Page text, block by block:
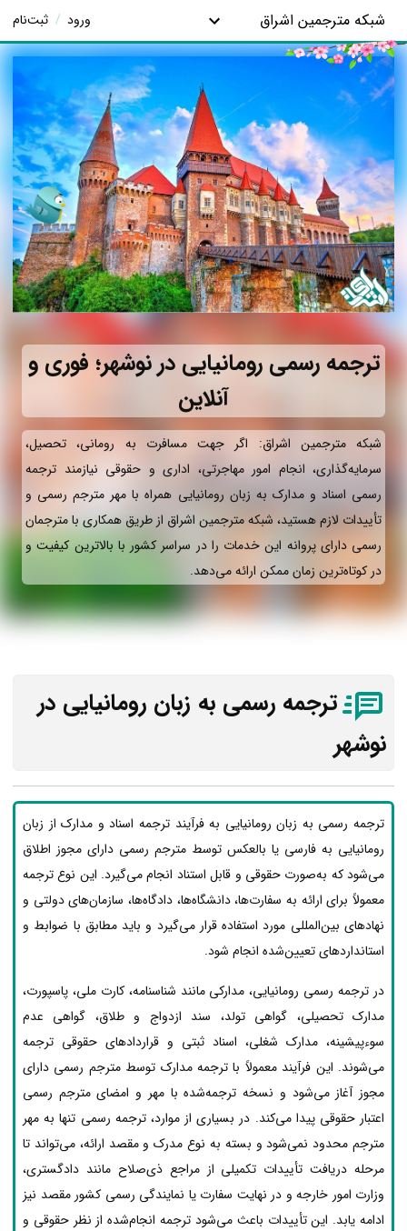
شبکه مترجمین اشراق ورود / ثبت‌نام
ترجمه رسمی رومانیایی در نوشهر؛ فوری و
آنلاین
شبکه مترجمین اشراق: اگر جهت مسافرت به رومانی، تحصیل،
سرمایه‌گذاری، انجام امور مهاجرتی، اداری و حقوقی نیازمند ترجمه
رسمی اسناد و مدارک به زبان رومانیایی همراه با مهر مترجم رسمی و
تأییدات لازم هستید، شبکه مترجمین اشراق از طریق همکاری با مترجمان
رسمی دارای پروانه این خدمات را در سراسر کشور با بالاترین کیفیت و
در کوتاه‌ترین زمان ممکن ارائه می‌دهد.
ترجمه رسمی به زبان رومانیایی در
نوشهر
ترجمه رسمی به زبان رومانیایی به فرآیند ترجمه اسناد و مدارک از زبان
رومانیایی به فارسی یا بالعکس توسط مترجم رسمی دارای مجوز اطلاق
می‌شود که به‌صورت حقوقی و قابل استناد انجام می‌گیرد. این نوع ترجمه
معمولاً برای ارائه به سفارت‌ها، دانشگاه‌ها، دادگاه‌ها، سازمان‌های دولتی و
نهادهای بین‌المللی مورد استفاده قرار می‌گیرد و باید مطابق با ضوابط و
استانداردهای تعیین‌شده انجام شود.
در ترجمه رسمی رومانیایی، مدارکی مانند شناسنامه، کارت ملی، پاسپورت،
مدارک تحصیلی، گواهی تولد، سند ازدواج و طلاق، گواهی عدم
سوءپیشینه، مدارک شغلی، اسناد ثبتی و قراردادهای حقوقی ترجمه
می‌شوند. این فرآیند معمولاً با ترجمه مدارک توسط مترجم رسمی دارای
مجوز آغاز می‌شود و نسخه ترجمه‌شده با مهر و امضای مترجم رسمی
اعتبار حقوقی پیدا می‌کند. در بسیاری از موارد، ترجمه رسمی تنها به مهر
مترجم محدود نمی‌شود و بسته به نوع مدرک و مقصد ارائه، می‌تواند تا
مرحله دریافت تأییدات تکمیلی از مراجع ذی‌صلاح مانند دادگستری،
وزارت امور خارجه و در نهایت سفارت یا نمایندگی رسمی کشور مقصد نیز
ادامه یابد. این تأییدات باعث می‌شود ترجمه انجام‌شده از نظر حقوقی و